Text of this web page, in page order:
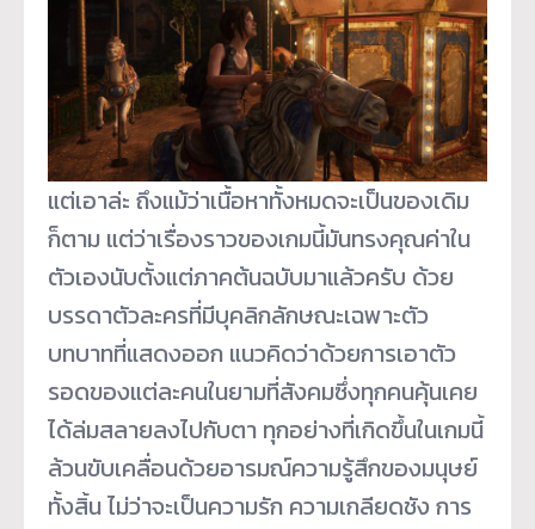
แต่เอาล่ะ ถึงแม้ว่าเนื้อหาทั้งหมดจะเป็นของเดิม
ก็ตาม แต่ว่าเรื่องราวของเกมนี้มันทรงคุณค่าใน
ตัวเองนับตั้งแต่ภาคต้นฉบับมาแล้วครับ ด้วย
บรรดาตัวละครที่มีบุคลิกลักษณะเฉพาะตัว
บทบาทที่แสดงออก แนวคิดว่าด้วยการเอาตัว
รอดของแต่ละคนในยามที่สังคมซึ่งทุกคนคุ้นเคย
ได้ล่มสลายลงไปกับตา ทุกอย่างที่เกิดขึ้นในเกมนี้
ล้วนขับเคลื่อนด้วยอารมณ์ความรู้สึกของมนุษย์
ทั้งสิ้น ไม่ว่าจะเป็นความรัก ความเกลียดชัง การ